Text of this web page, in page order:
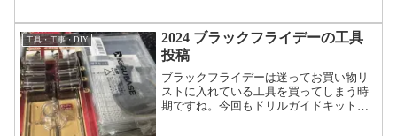
ラクターを使ってネジ外しもうネジ山が
完全に潰れてこれは外れま...
工具・工事・DIY
2024 ブラックフライデーの工具
投稿
ブラックフライデーは迷ってお買い物リ
ストに入れている工具を買ってしまう時
期ですね。今回もドリルガイドキットと